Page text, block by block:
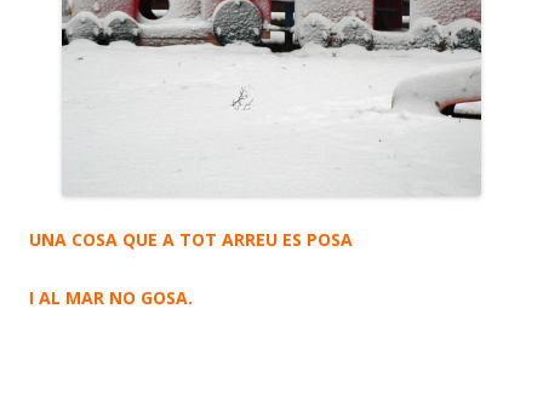
UNA COSA QUE A TOT ARREU ES POSA
I AL MAR NO GOSA.